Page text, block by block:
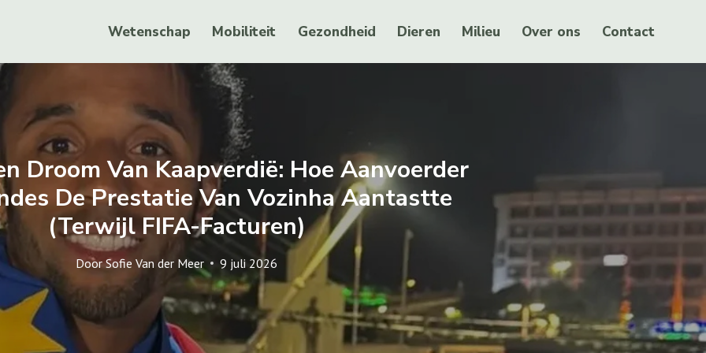
Wetenschap Mobiliteit Gezondheid Dieren Milieu Over ons Contact
Droom Van Kaapverdië: Hoe Aanvoerder
De Prestatie Van Vozinha Aantastte
(terwijl FIFA-Facturen)
DoorSofie Van der Meer 9 juli 2026